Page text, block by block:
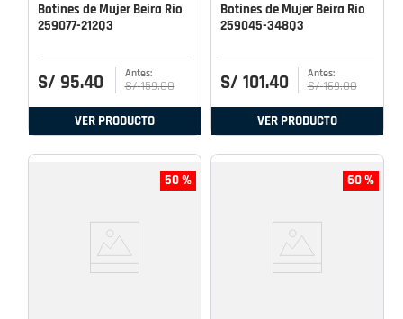
Botines de Mujer Beira Rio
259077-212Q3
S/ 95.40 S/ 159.00
VER PRODUCTO
Botines de Mujer Beira Rio
259045-348Q3
S/ 101.40 S/ 169.00
VER PRODUCTO
50 % 60 %